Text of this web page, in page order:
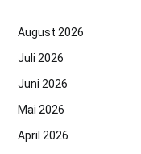
August 2026
Juli 2026
Juni 2026
Mai 2026
April 2026